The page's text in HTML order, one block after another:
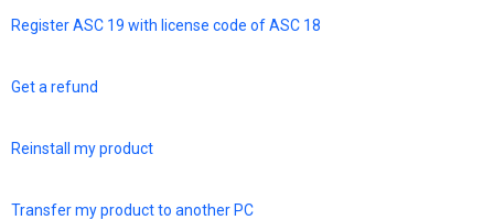
Поддержка
Register ASC 19 with license code of ASC 18
Get a refund
Reinstall my product
Transfer my product to another PC